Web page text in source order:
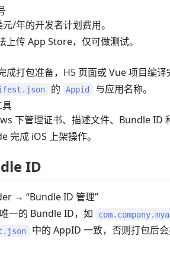
/年的开发者计划费用。
上传 App Store，仅可做测试。
成打包准备，H5 页面或 Vue 项目编译
的 Appid
与应用名称。
下管理证书、描述文件、Bundle ID
完成 iOS 上架操作。
ID
→ “Bundle ID 管理”
一的 Bundle ID，如
中的 AppID 一致，否则打包后